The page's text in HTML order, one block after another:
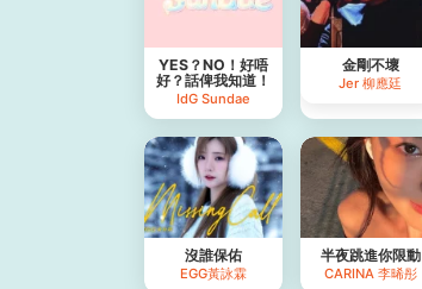
YES？NO！好唔
好？話俾我知道！
IdG Sundae
金剛不壞
Jer 柳應廷
沒誰保佑
EGG黃詠霖
半夜跳進你限動
CARINA 李晞彤